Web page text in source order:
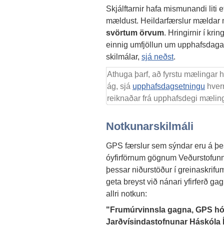
Skjálftarnir hafa mismunandi liti
mældust. Heildarfærslur mældar
svörtum örvum. Hringirnir í
einnig umfjöllun um
skilmálar, sjá neðst.
Athuga þarf, að fyrstu mælingar
ág, sjá upphafsdagsetningu
reiknaðar frá upphafsdegi
Notkunarskilmáli
GPS færslur sem sýndar eru á
óyfirförnum gögnum
þessar niðurstöður í
geta breyst við nánari yfirferð
allri notkun:
"Frumúrvinnsla gagna, GPS
Jarðvísindastofnunar Háskóla